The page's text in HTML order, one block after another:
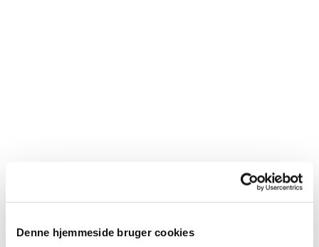
Denne hjemmeside bruger cookies